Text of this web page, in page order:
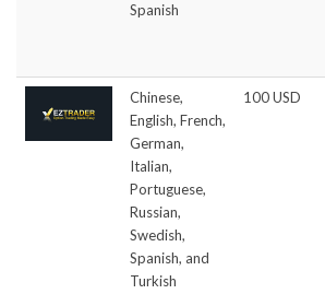
Spanish
Chinese,
English, French,
German,
Italian,
Portuguese,
Russian,
Swedish,
Spanish, and
Turkish
100 USD